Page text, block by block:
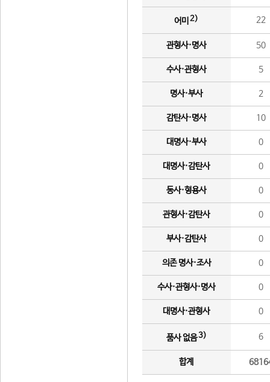
어미 2) 22
관형사·명사 50
수사·관형사 5
명사·부사 2
감탄사·명사 10
대명사·부사 0
대명사·감탄사 0
동사·형용사 0
관형사·감탄사 0
부사·감탄사 0
의존 명사·조사 0
수사·관형사·명사 0
대명사·관형사 0
품사 없음3) 6
합계